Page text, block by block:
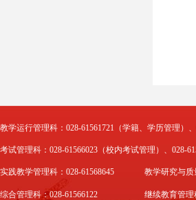
教学运行管理科：028-61561721（学籍、学历管理）
考试管理科：028-61566023（校内考试管理）、028-
实践教学管理科：028-61568645 教学研究与质
综合管理科：028-61566122 继续教育管理